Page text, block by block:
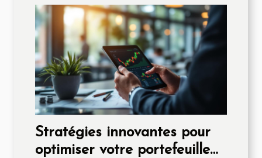
Stratégies innovantes pour
optimiser votre portefeuille